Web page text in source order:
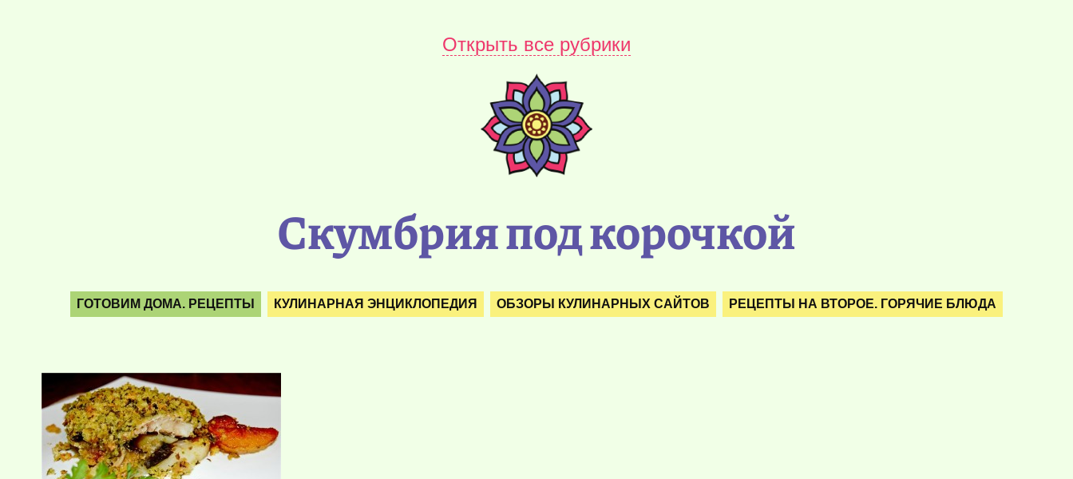
Открыть все рубрики
Скумбрия под корочкой
ГОТОВИМ ДОМА. РЕЦЕПТЫ КУЛИНАРНАЯ ЭНЦИКЛОПЕДИЯ ОБЗОРЫ КУЛИНАРНЫХ САЙТОВ РЕЦЕПТЫ НА ВТОРОЕ. ГОРЯЧИЕ БЛЮДА